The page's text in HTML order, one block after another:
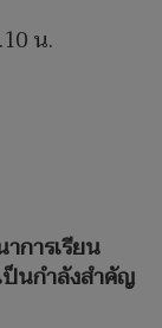
น.
การเรียน
ป็นกำลังสำคัญ